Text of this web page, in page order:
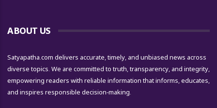
ABOUT US
Satyapatha.com delivers accurate, timely, and unbiased news across
diverse topics. We are committed to truth, transparency, and integrity,
empowering readers with reliable information that informs, educates,
and inspires responsible decision-making.